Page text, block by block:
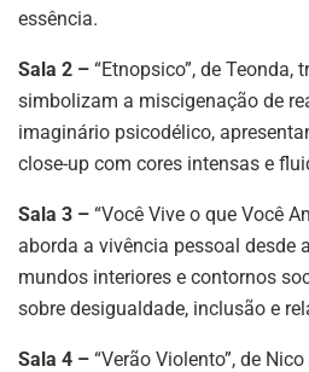
essência.
Sala 2 – “Etnopsico”, de Teonda,
simbolizam a miscigenação de
imaginário psicodélico,
close-up com cores intensas e
Sala 3 – “Você Vive o que Você
aborda a vivência pessoal desde
mundos interiores e contornos
sobre desigualdade, inclusão e
Sala 4 – “Verão Violento”, de